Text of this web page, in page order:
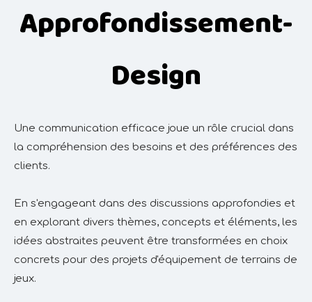
Approfondissement-
Design
Une communication efficace joue un rôle crucial dans
la compréhension des besoins et des préférences des
clients.
En s'engageant dans des discussions approfondies et
en explorant divers thèmes, concepts et éléments, les
idées abstraites peuvent être transformées en choix
concrets pour des projets d'équipement de terrains de
jeux.